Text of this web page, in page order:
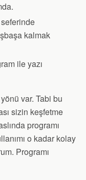
kalmak
ile yazı
var. Tabi bu
sizin keşfetme
programı
o kadar kolay
Programı